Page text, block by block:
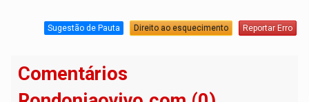
Sugestão de Pauta Direito ao esquecimento Reportar Erro
Comentários